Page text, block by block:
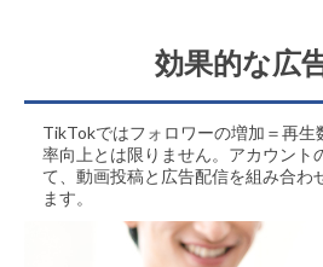
効果的な広
TikTokではフォロワーの増加＝再生
率向上とは限りません。アカウント
て、動画投稿と広告配信を組み合わ
ます。